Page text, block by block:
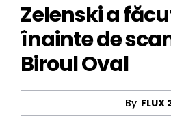
Zelenski a
înainte de
Biroul Oval
By FLUX